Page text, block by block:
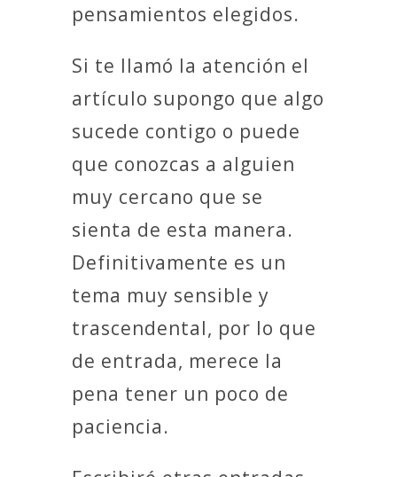
pensamientos elegidos.
Si te llamó la atención el
artículo supongo que algo
sucede contigo o puede
que conozcas a alguien
muy cercano que se
sienta de esta manera.
Definitivamente es un
tema muy sensible y
trascendental, por lo que
de entrada, merece la
pena tener un poco de
paciencia.